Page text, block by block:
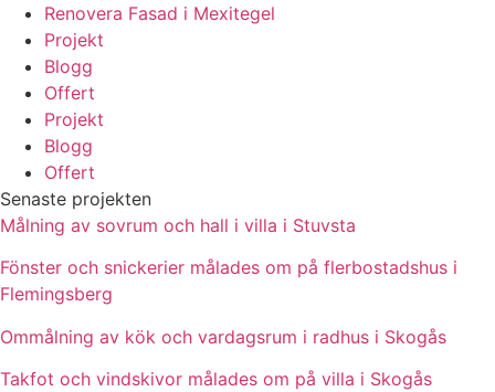
Renovera Fasad i Mexitegel
Projekt
Blogg
Offert
Projekt
Blogg
Offert
Senaste projekten
Målning av sovrum och hall i villa i Stuvsta
Fönster och snickerier målades om på flerbostadshus i
Flemingsberg
Ommålning av kök och vardagsrum i radhus i Skogås
Takfot och vindskivor målades om på villa i Skogås